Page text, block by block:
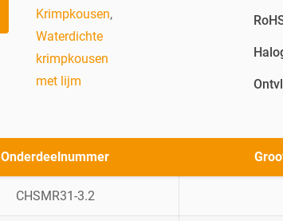
Krimpkousen,
Waterdichte
krimpkousen
met lijm
Onderdeelnummer
CHSMR31-3.2